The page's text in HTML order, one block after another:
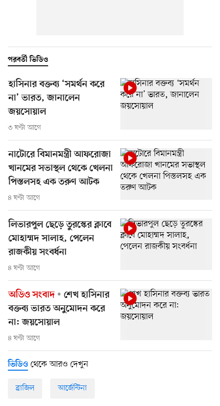
পরবর্তী ভিডিও
হাসিনার বক্তব্য ‘সমর্থন করে
না’ ভারত, জানালেন
জয়সোয়াল
৩ ঘণ্টা আগে
নাটোরে বিমানমন্ত্রী আফরোজা
খানমের সভাস্থল থেকে খেলনা
পিস্তলসহ এক তরুণ আটক
৪ ঘণ্টা আগে
লিভারপুল ছেড়ে তুরস্কের ক্লাবে
মোহাম্মদ সালাহ, পেলেন
রাজকীয় সংবর্ধনা
৪ ঘণ্টা আগে
অডিও সংবাদ
শেখ হাসিনার
বক্তব্য ভারত অনুমোদন করে
না: জয়সোয়াল
৪ ঘণ্টা আগে
ভিডিও থেকে আরও দেখুন
ব্রাজিল আর্জেন্টিনা